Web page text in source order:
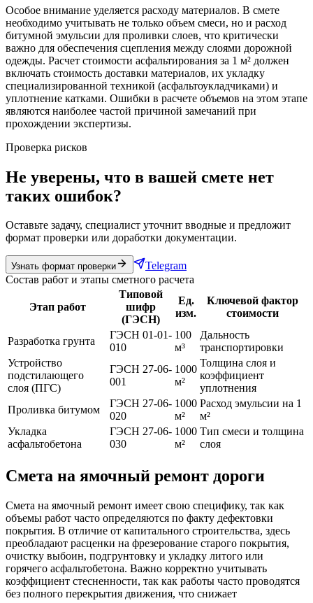
Особое внимание уделяется расходу материалов. В смете
необходимо учитывать не только объем смеси, но и расход
битумной эмульсии для проливки слоев, что критически
важно для обеспечения сцепления между слоями дорожной
одежды. Расчет стоимости асфальтирования за 1 м² должен
включать стоимость доставки материалов, их укладку
специализированной техникой (асфальтоукладчиками) и
уплотнение катками. Ошибки в расчете объемов на этом этапе
являются наиболее частой причиной замечаний при
прохождении экспертизы.
Проверка рисков
Не уверены, что в вашей смете нет
таких ошибок?
Оставьте задачу, специалист уточнит вводные и предложит
формат проверки или доработки документации.
Узнать формат проверки
Telegram
Состав работ и этапы сметного расчета
Этап работ
Типовой
шифр
(ГЭСН)
Ед.
изм.
Ключевой фактор
стоимости
Разработка грунта
ГЭСН 01-01-
010
100
м³
Дальность
транспортировки
Устройство
подстилающего
слоя (ПГС)
ГЭСН 27-06-
001
1000
м²
Толщина слоя и
коэффициент
уплотнения
Проливка битумом
ГЭСН 27-06-
020
1000
м²
Расход эмульсии на 1
м²
Укладка
асфальтобетона
ГЭСН 27-06-
030
1000
м²
Тип смеси и толщина
слоя
Смета на ямочный ремонт дороги
Смета на ямочный ремонт имеет свою специфику, так как
объемы работ часто определяются по факту дефектовки
покрытия. В отличие от капитального строительства, здесь
преобладают расценки на фрезерование старого покрытия,
очистку выбоин, подгрунтовку и укладку литого или
горячего асфальтобетона. Важно корректно учитывать
коэффициент стесненности, так как работы часто проводятся
без полного перекрытия движения, что снижает